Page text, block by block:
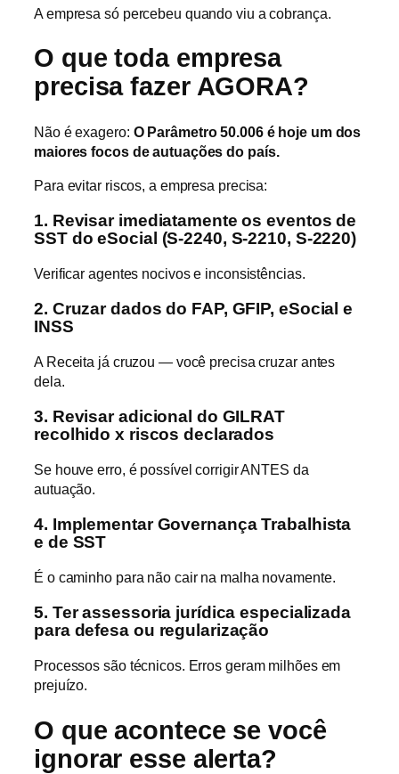
A empresa só percebeu quando viu a cobrança.
O que toda empresa
precisa fazer AGORA?
Não é exagero: O Parâmetro 50.006 é hoje um dos
maiores focos de autuações do país.
Para evitar riscos, a empresa precisa:
1. Revisar imediatamente os eventos de
SST do eSocial (S-2240, S-2210, S-2220)
Verificar agentes nocivos e inconsistências.
2. Cruzar dados do FAP, GFIP, eSocial e
INSS
A Receita já cruzou — você precisa cruzar antes
dela.
3. Revisar adicional do GILRAT
recolhido x riscos declarados
Se houve erro, é possível corrigir ANTES da
autuação.
4. Implementar Governança Trabalhista
e de SST
É o caminho para não cair na malha novamente.
5. Ter assessoria jurídica especializada
para defesa ou regularização
Processos são técnicos. Erros geram milhões em
prejuízo.
O que acontece se você
ignorar esse alerta?